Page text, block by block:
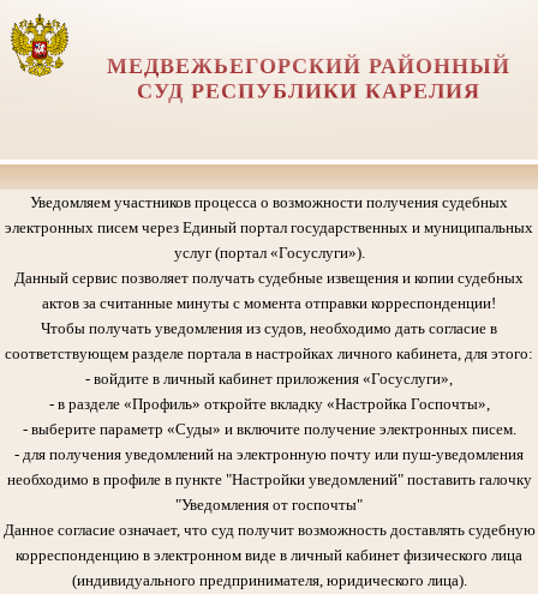
МЕДВЕЖЬЕГОРСКИЙ РАЙОННЫЙ
СУД РЕСПУБЛИКИ КАРЕЛИЯ
Уведомляем участников процесса о возможности получения судебных
электронных писем через Единый портал государственных и муниципальных
услуг (портал «Госуслуги»).
Данный сервис позволяет получать судебные извещения и копии судебных
актов за считанные минуты с момента отправки корреспонденции!
Чтобы получать уведомления из судов, необходимо дать согласие в
соответствующем разделе портала в настройках личного кабинета, для этого:
- войдите в личный кабинет приложения «Госуслуги»,
- в разделе «Профиль» откройте вкладку «Настройка Госпочты»,
- выберите параметр «Суды» и включите получение электронных писем.
- для получения уведомлений на электронную почту или пуш-уведомления
необходимо в профиле в пункте "Настройки уведомлений" поставить галочку
"Уведомления от госпочты"
Данное согласие означает, что суд получит возможность доставлять судебную
корреспонденцию в электронном виде в личный кабинет физического лица
(индивидуального предпринимателя, юридического лица).